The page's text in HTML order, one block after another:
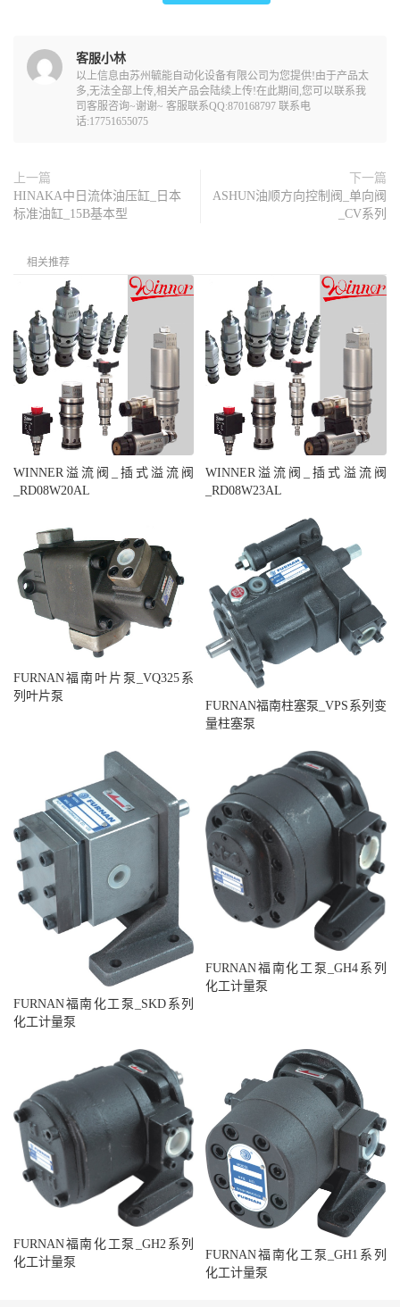
客服小林
以上信息由苏州毓能自动化设备有限公司为您提供!由于产品太
多,无法全部上传,相关产品会陆续上传!在此期间,您可以联系我
司客服咨询~谢谢~ 客服联系QQ:870168797 联系电
话:17751655075
上一篇
HINAKA中日流体油压缸_日本
标准油缸_15B基本型
下一篇
ASHUN油顺方向控制阀_单向阀
_CV系列
相关推荐
WINNER溢流阀_插式溢流阀
_RD08W20AL
WINNER溢流阀_插式溢流阀
_RD08W23AL
FURNAN福南叶片泵_VQ325系
列叶片泵
FURNAN福南柱塞泵_VPS系列变
量柱塞泵
FURNAN福南化工泵_SKD系列
化工计量泵
FURNAN福南化工泵_GH4系列
化工计量泵
FURNAN福南化工泵_GH2系列
化工计量泵
FURNAN福南化工泵_GH1系列
化工计量泵